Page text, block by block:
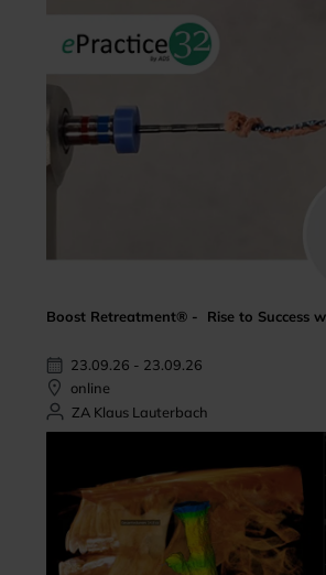
Boost Retreatment® - Rise to Success
23.09.26 - 23.09.26
online
ZA Klaus Lauterbach